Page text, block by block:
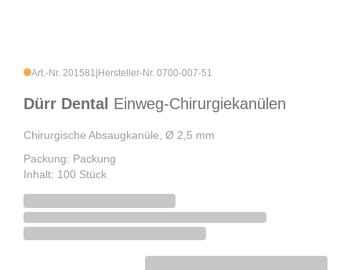
Art.-Nr. 201581 Hersteller-Nr. 0700-007-51
Dürr Dental Einweg-Chirurgiekanülen
Chirurgische Absaugkanüle, Ø 2,5 mm
Packung: Packung
Inhalt: 100 Stück